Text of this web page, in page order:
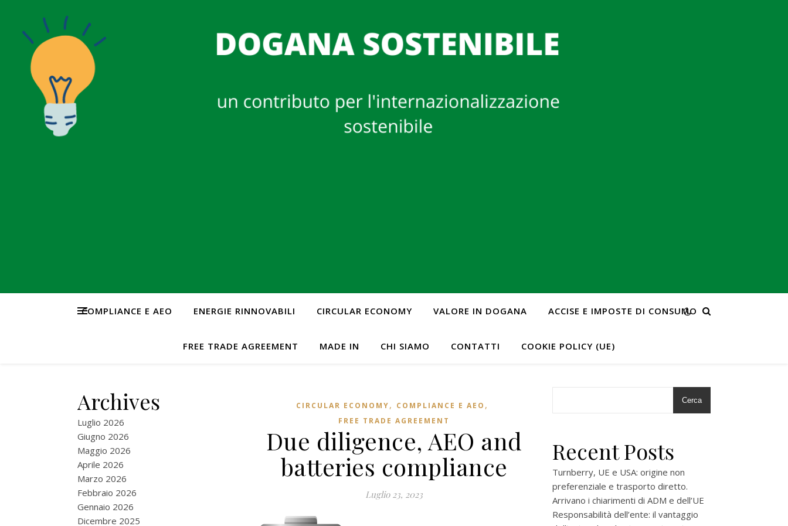
COMPLIANCE E AEO ENERGIE RINNOVABILI CIRCULAR ECONOMY VALORE IN DOGANA ACCISE E IMPOSTE DI CONSUMO
FREE TRADE AGREEMENT MADE IN CHI SIAMO CONTATTI COOKIE POLICY (UE)
Archives
Luglio 2026
Giugno 2026
Maggio 2026
Aprile 2026
Marzo 2026
Febbraio 2026
Gennaio 2026
Dicembre 2025
CIRCULAR ECONOMY, COMPLIANCE E AEO ,
FREE TRADE AGREEMENT
Due diligence, AEO and
batteries compliance
Luglio 23, 2023
Cerca
Recent Posts
Turnberry, UE e USA: origine non
preferenziale e trasporto diretto.
Arrivano i chiarimenti di ADM e dell’UE
Responsabilità dell’ente: il vantaggio